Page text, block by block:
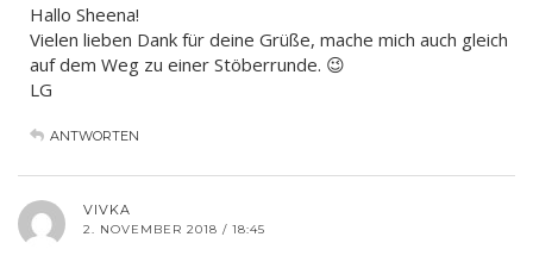
Hallo Sheena!
Vielen lieben Dank für deine Grüße, mache mich auch gleich
auf dem Weg zu einer Stöberrunde. 😉
LG
ANTWORTEN
VIVKA
2. NOVEMBER 2018 / 18:45